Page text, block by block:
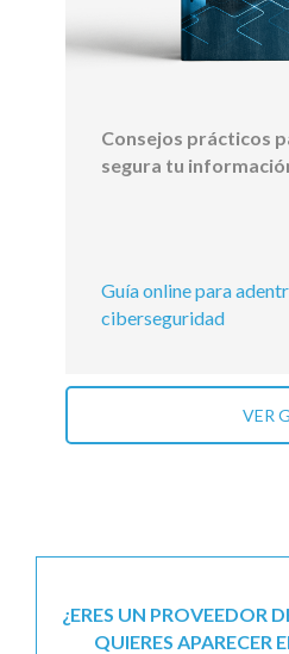
Consejos prácticos
segura tu
Guía online para
ciberseguridad
VER
¿ERES UN PROVEEDOR
QUIERES APARECER